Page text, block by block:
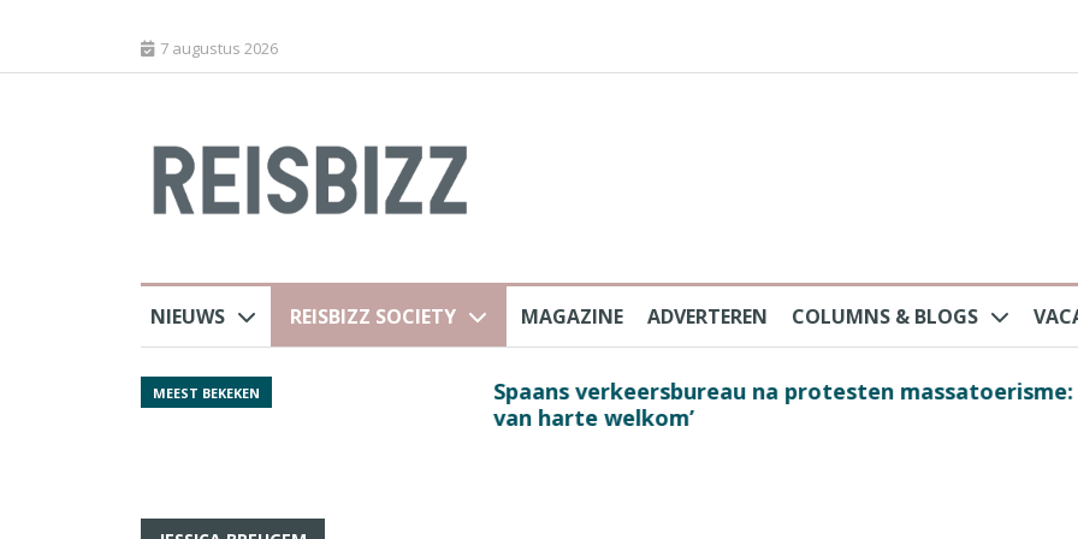
7 augustus 2026
NIEUWS REISBIZZ SOCIETY MAGAZINE ADVERTEREN COLUMNS & BLOGS
MEEST BEKEKEN
Spaans verkeersbureau na protesten massatoerisme: ‘Nederlandse
van harte welkom’